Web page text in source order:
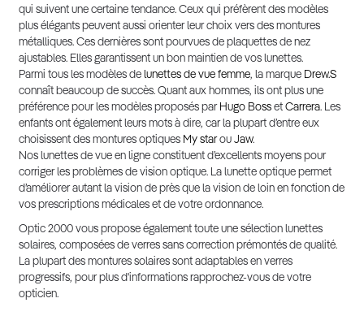
qui suivent une certaine tendance. Ceux qui préfèrent des modèles
plus élégants peuvent aussi orienter leur choix vers des montures
métalliques. Ces dernières sont pourvues de plaquettes de nez
ajustables. Elles garantissent un bon maintien de vos lunettes.
Parmi tous les modèles de lunettes de vue femme, la marque Drew.S
connaît beaucoup de succès. Quant aux hommes, ils ont plus une
préférence pour les modèles proposés par Hugo Boss et Carrera. Les
enfants ont également leurs mots à dire, car la plupart d’entre eux
choisissent des montures optiques My starou Jaw.
Nos lunettes de vue en ligne constituent d’excellents moyens pour
corriger les problèmes de vision optique. La lunette optique permet
d’améliorer autant la vision de près que la vision de loin en fonction de
vos prescriptions médicales et de votre ordonnance.
Optic 2000 vous propose également toute une sélection lunettes
solaires, composées de verres sans correction prémontés de qualité.
La plupart des montures solaires sont adaptables en verres
progressifs, pour plus d'informations rapprochez-vous de votre
opticien.